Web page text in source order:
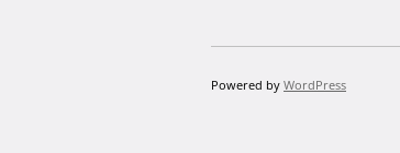
Powered by WordPress